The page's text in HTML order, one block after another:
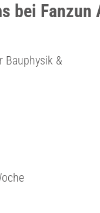
bei Fanzun
Bauphysik &